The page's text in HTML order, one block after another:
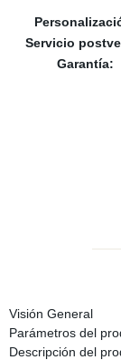
Servicio
Garantía:
Visión General
Parámetros del
Descripción del